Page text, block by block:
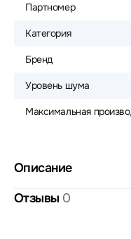
Партномер
Категория
Бренд
Уровень шума
Максимальная
Описание
Отзывы 0